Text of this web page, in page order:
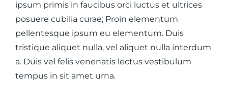
ipsum primis in faucibus orci luctus et ultrices
posuere cubilia curae; Proin elementum
pellentesque ipsum eu elementum. Duis
tristique aliquet nulla, vel aliquet nulla interdum
a. Duis vel felis venenatis lectus vestibulum
tempus in sit amet urna.